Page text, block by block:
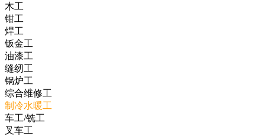
木工
钳工
焊工
钣金工
油漆工
缝纫工
锅炉工
综合维修工
制冷水暖工
车工/铣工
叉车工